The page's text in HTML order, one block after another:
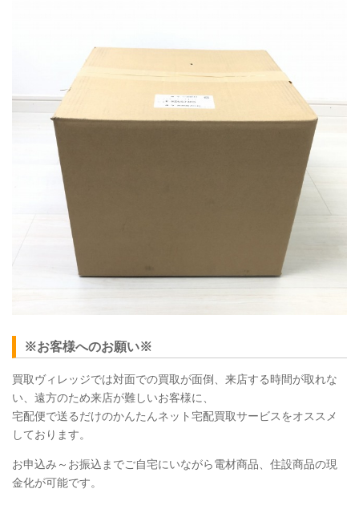
※お客様へのお願い※
買取ヴィレッジでは対面での買取が面倒、来店する時間が取れな
い、遠方のため来店が難しいお客様に、
宅配便で送るだけのかんたんネット宅配買取サービスをオススメ
しております。
お申込み～お振込までご自宅にいながら電材商品、住設商品の現
金化が可能です。